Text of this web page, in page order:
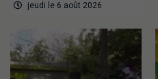
jeudi le 6 août 2026